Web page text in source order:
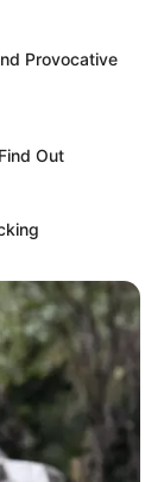
Provocative
Out